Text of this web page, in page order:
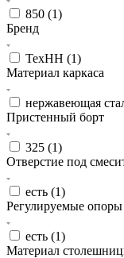
850 (1)
Бренд
ТехНН (1)
Материал каркаса
нержавеющая
Пристенный борт
325 (1)
Отверстие под
есть (1)
Регулируемые опоры
есть (1)
Материал